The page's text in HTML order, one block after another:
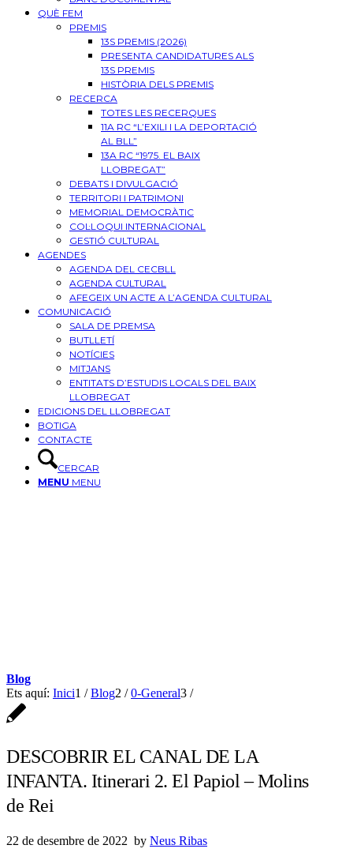
QUÈ FEM
PREMIS
13S PREMIS (2026)
PRESENTA CANDIDATURES ALS
13S PREMIS
HISTÒRIA DELS PREMIS
RECERCA
TOTES LES RECERQUES
11A RC “L’EXILI I LA DEPORTACIÓ
AL BLL”
13A RC “1975. EL BAIX
LLOBREGAT”
DEBATS I DIVULGACIÓ
TERRITORI I PATRIMONI
MEMORIAL DEMOCRÀTIC
COL·LOQUI INTERNACIONAL
GESTIÓ CULTURAL
AGENDES
AGENDA DEL CECBLL
AGENDA CULTURAL
AFEGEIX UN ACTE A L’AGENDA CULTURAL
COMUNICACIÓ
SALA DE PREMSA
BUTLLETÍ
NOTÍCIES
MITJANS
ENTITATS D’ESTUDIS LOCALS DEL BAIX
LLOBREGAT
EDICIONS DEL LLOBREGAT
BOTIGA
CONTACTE
CERCAR
MENU MENU
Blog
Ets aquí: Inici1 / Blog2 / 0-General3 /
DESCOBRIR EL CANAL DE LA
INFANTA. Itinerari 2. El Papiol – Molins
de Rei
22 de desembre de 2022 by Neus Ribas